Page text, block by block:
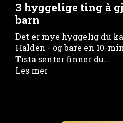
3 hyggelige ting å
barn
Det er mye hyggelig du
Halden - og bare en 10-
Tista senter finner du...
Les mer